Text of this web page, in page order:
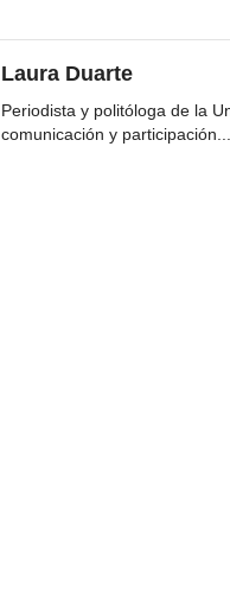
Laura Duarte
Periodista y politóloga de la
comunicación y participación...